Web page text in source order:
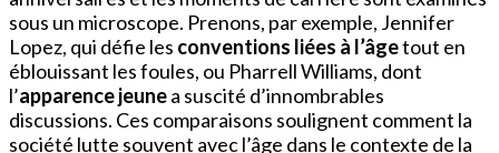
sous un microscope. Prenons, par exemple, Jennifer
Lopez, qui défie les conventions liées à l’âgetout en
éblouissant les foules, ou Pharrell Williams, dont
l’apparence jeunea suscité d’innombrables
discussions. Ces comparaisons soulignent comment la
société lutte souvent avec l’âge dans le contexte de la